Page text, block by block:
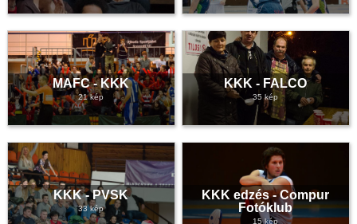
MAFC - KKK
21 kép
KKK - FALCO
35 kép
KKK - PVSK
33 kép
KKK edzés - Compur
Fotóklub
15 kép